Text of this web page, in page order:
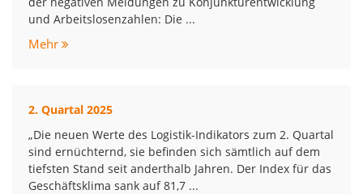
und Arbeitslosenzahlen: Die ...
Mehr
2. Quartal 2025
„Die neuen Werte des Logistik-Indikators zum 2. Quartal
sind ernüchternd, sie befinden sich sämtlich auf dem
tiefsten Stand seit anderthalb Jahren. Der Index für das
Geschäftsklima sank auf 81,7 ...